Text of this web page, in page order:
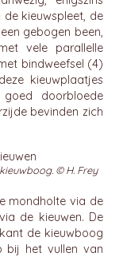
kieuwspleet, de
gebogen been,
vele parallelle
bindweefsel (4)
kieuwplaatjes
doorbloede
bevinden zich
© H. Frey
mondholte via de
de kieuwen. De
de kieuwboog
bij het vullen van